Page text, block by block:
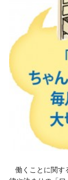
働くことに関す